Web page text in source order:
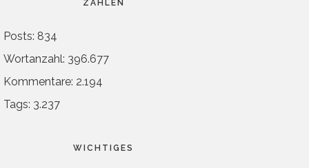
ZAHLEN
Posts: 834
Wortanzahl: 396.677
Kommentare: 2.194
Tags: 3.237
WICHTIGES